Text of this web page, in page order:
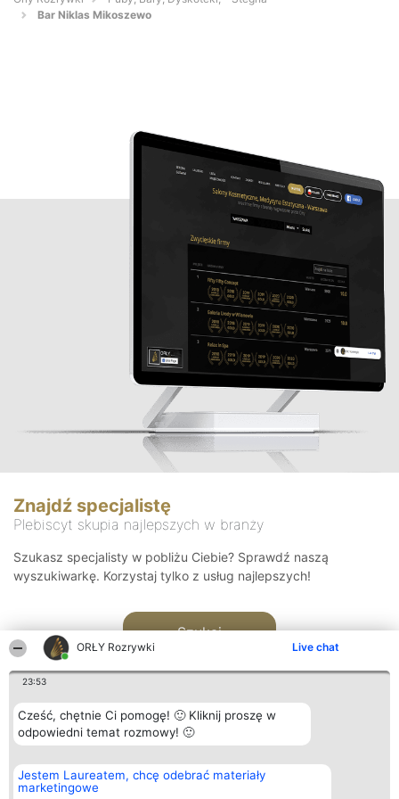
ORŁY Rozrywki Live chat
23:53
Cześć, chętnie Ci pomogę! 🙂 Kliknij proszę w
odpowiedni temat rozmowy! 🙂
Jestem Laureatem, chcę odebrać materiały
marketingowe
Bar Niklas Mikoszewo
Znajdź specjalistę
Plebiscyt skupia najlepszych w branży
Szukasz specjalisty w pobliżu Ciebie? Sprawdź naszą
wyszukiwarkę. Korzystaj tylko z usług najlepszych!
Szukaj
Organizator plebiscytu
Bright Side Solutions sp. z o.
o. sp. k.
Plebiscyt
Laureaci
Kontakt
Kontakt